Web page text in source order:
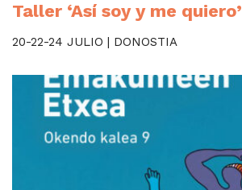
Taller ‘Así soy y me quiero’
20-22-24 JULIO | DONOSTIA